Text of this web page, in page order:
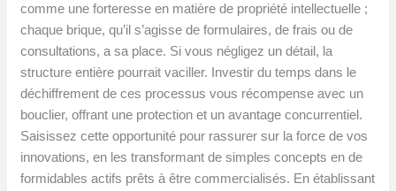
comme une forteresse en matière de propriété intellectuelle ;
chaque brique, qu’il s’agisse de formulaires, de frais ou de
consultations, a sa place. Si vous négligez un détail, la
structure entière pourrait vaciller. Investir du temps dans le
déchiffrement de ces processus vous récompense avec un
bouclier, offrant une protection et un avantage concurrentiel.
Saisissez cette opportunité pour rassurer sur la force de vos
innovations, en les transformant de simples concepts en de
formidables actifs prêts à être commercialisés. En établissant